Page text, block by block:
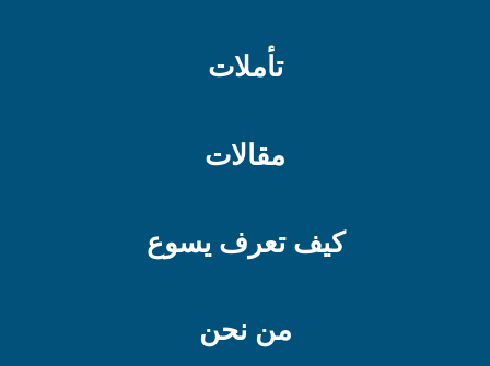
تأملات
مقالات
كيف تعرف يسوع
من نحن